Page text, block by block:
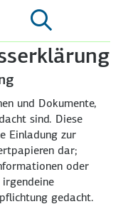
und Dokumente,
sind. Diese
Einladung zur
dar;
oder
gedacht.